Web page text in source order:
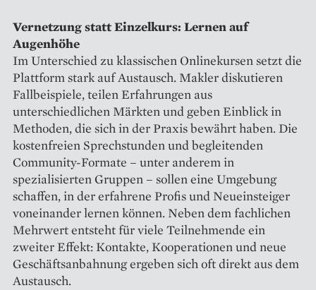
Vernetzung statt Einzelkurs: Lernen auf
Augenhöhe
Im Unterschied zu klassischen Onlinekursen setzt die
Plattform stark auf Austausch. Makler diskutieren
Fallbeispiele, teilen Erfahrungen aus
unterschiedlichen Märkten und geben Einblick in
Methoden, die sich in der Praxis bewährt haben. Die
kostenfreien Sprechstunden und begleitenden
Community-Formate – unter anderem in
spezialisierten Gruppen – sollen eine Umgebung
schaffen, in der erfahrene Profis und Neueinsteiger
voneinander lernen können. Neben dem fachlichen
Mehrwert entsteht für viele Teilnehmende ein
zweiter Effekt: Kontakte, Kooperationen und neue
Geschäftsanbahnung ergeben sich oft direkt aus dem
Austausch.